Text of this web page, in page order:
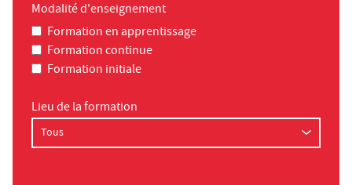
Modalité d'enseignement
Formation en apprentissage
Formation continue
Formation initiale
Lieu de la formation